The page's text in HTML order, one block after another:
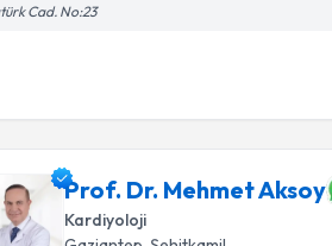
Cad. No:23
Prof. Dr. Mehmet Aksoy
Kardiyoloji